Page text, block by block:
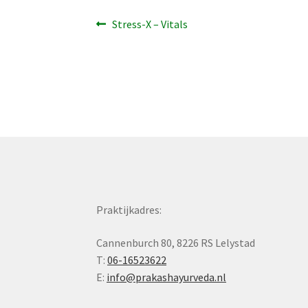
Bericht
Vorig
Stress-X – Vitals
Praktijkadres:
Cannenburch 80, 8226 RS Lelystad
T:06-16523622
E: info@prakashayurveda.nl